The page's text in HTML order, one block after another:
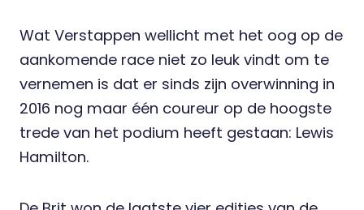
Wat Verstappen wellicht met het oog op de
aankomende race niet zo leuk vindt om te
vernemen is dat er sinds zijn overwinning in
2016 nog maar één coureur op de hoogste
trede van het podium heeft gestaan: Lewis
Hamilton.